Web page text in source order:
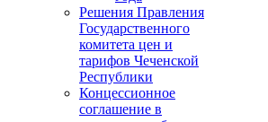
Решения Правления
Государственного
комитета цен и
тарифов Чеченской
Республики
Концессионное
соглашение в